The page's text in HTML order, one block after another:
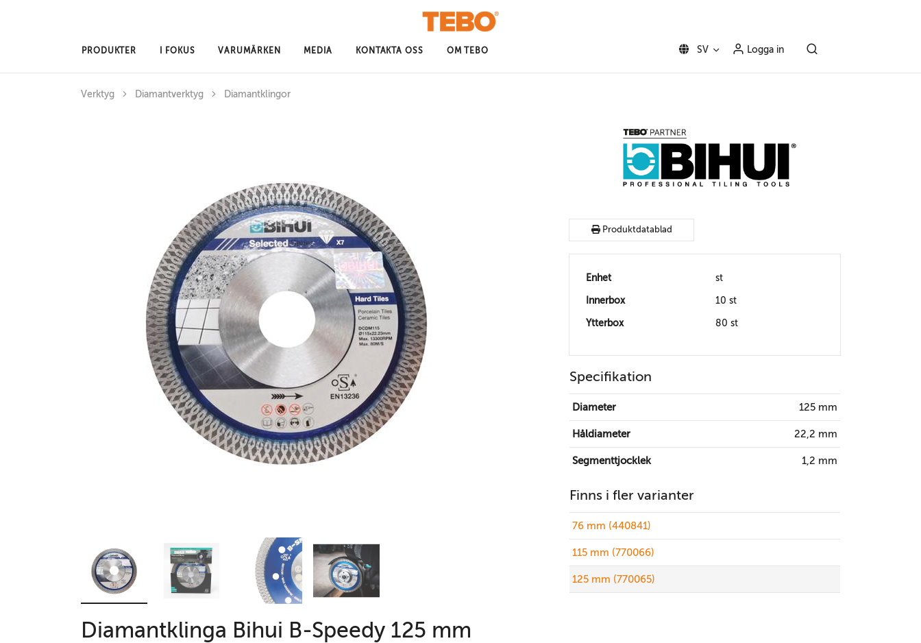
PRODUKTER I FOKUS VARUMÄRKEN MEDIA KONTAKTA OSS OM TEBO SV Logga in
Verktyg Diamantverktyg Diamantklingor
Diamantklinga Bihui B-Speedy 125 mm
Produktdatablad
Enhet st
Innerbox 10 st
Ytterbox 80 st
Specifikation
Diameter 125 mm
Håldiameter 22,2 mm
Segmenttjocklek 1,2 mm
Finns i fler varianter
76 mm (440841)
115 mm (770066)
125 mm (770065)